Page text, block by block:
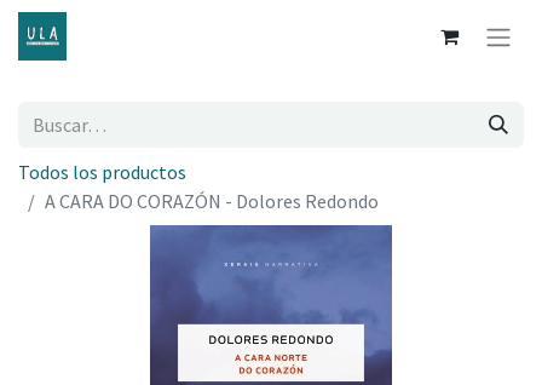
Todos los productos
A CARA DO CORAZÓN - Dolores Redondo